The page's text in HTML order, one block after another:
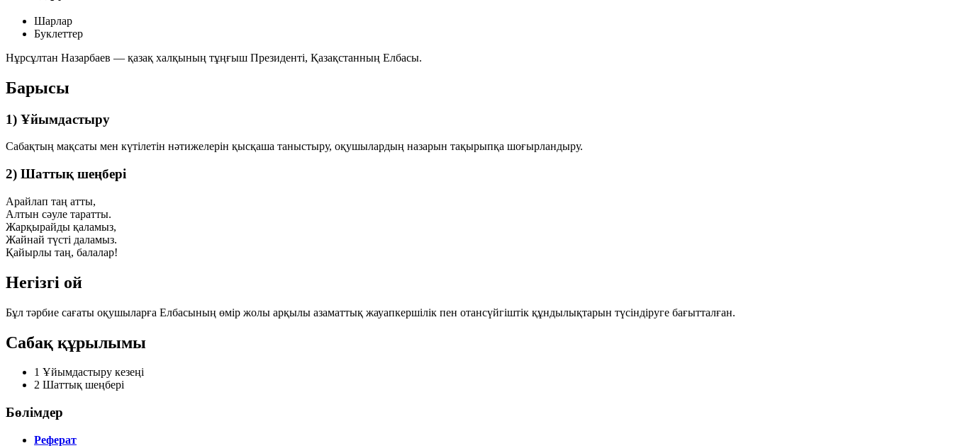
Шарлар
Буклеттер
Нұрсұлтан Назарбаев — қазақ халқының тұңғыш Президенті, Қазақстанның Елбасы.
Барысы
1) Ұйымдастыру
Сабақтың мақсаты мен күтілетін нәтижелерін қысқаша таныстыру, оқушылардың назарын тақырыпқа шоғырландыру.
2) Шаттық шеңбері
Арайлап таң атты,
Алтын сәуле таратты.
Жарқырайды қаламыз,
Жайнай түсті даламыз.
Қайырлы таң, балалар!
Негізгі ой
Бұл тәрбие сағаты оқушыларға Елбасының өмір жолы арқылы азаматтық жауапкершілік пен отансүйгіштік құндылықтарын түсіндіруге бағытталған.
Сабақ құрылымы
1 Ұйымдастыру кезеңі
2 Шаттық шеңбері
Бөлімдер
Реферат